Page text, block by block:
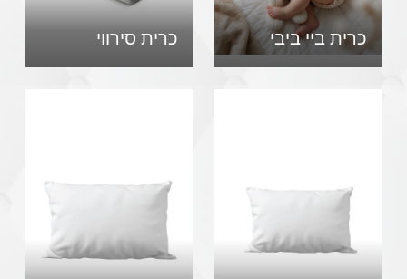
כרית ביי ביבי כרית סירווי